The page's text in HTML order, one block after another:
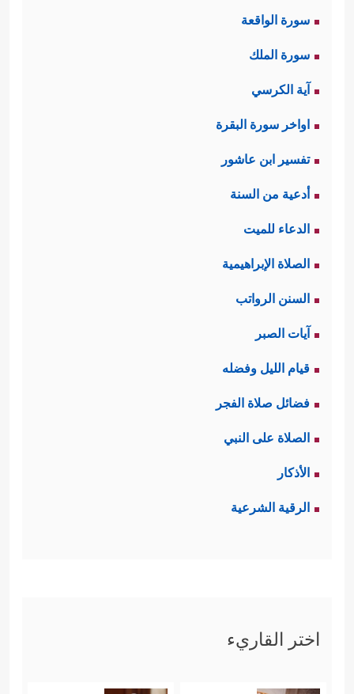
سورة الواقعة
سورة الملك
آية الكرسي
اواخر سورة البقرة
تفسير ابن عاشور
أدعية من السنة
الدعاء للميت
الصلاة الإبراهيمية
السنن الرواتب
آيات الصبر
قيام الليل وفضله
فضائل صلاة الفجر
الصلاة على النبي
الأذكار
الرقية الشرعية
اختر القاريء